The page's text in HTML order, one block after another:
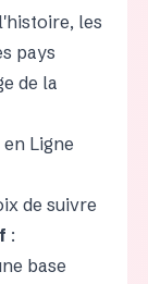
les
pays
de la
Ligne
de suivre
:
base